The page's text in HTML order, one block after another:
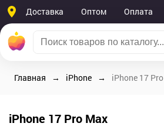
Доставка Оптом Оплата
Главная iPhone iPhone 17
iPhone 17 Pro Max